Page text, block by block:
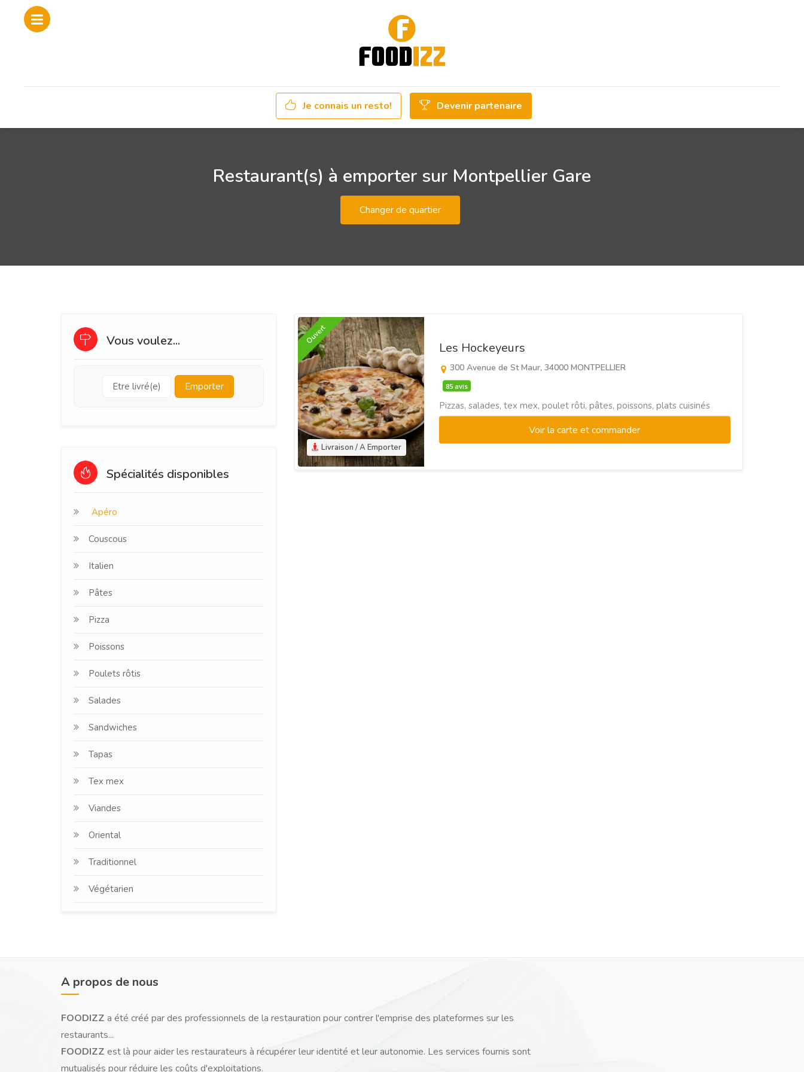
Je connais un resto! Devenir partenaire
Restaurant(s) à emporter sur Montpellier Gare
Changer de quartier
Vous voulez...
Etre livré(e) Emporter
Spécialités disponibles
Apéro
Couscous
Italien
Pâtes
Pizza
Poissons
Poulets rôtis
Salades
Sandwiches
Tapas
Tex mex
Viandes
Oriental
Traditionnel
Végétarien
Livraison / A Emporter
Ouvert
Les Hockeyeurs
300 Avenue de St Maur, 34000 MONTPELLIER
85 avis
Pizzas, salades, tex mex, poulet rôti, pâtes, poissons, plats cuisinés
Voir la carte et commander
A propos de nous
FOODIZZ a été créé par des professionnels de la restauration pour contrer l'emprise des plateformes sur les
restaurants...
FOODIZZ est là pour aider les restaurateurs à récupérer leur identité et leur autonomie. Les services fournis sont
mutualisés pour réduire les coûts d'exploitations.